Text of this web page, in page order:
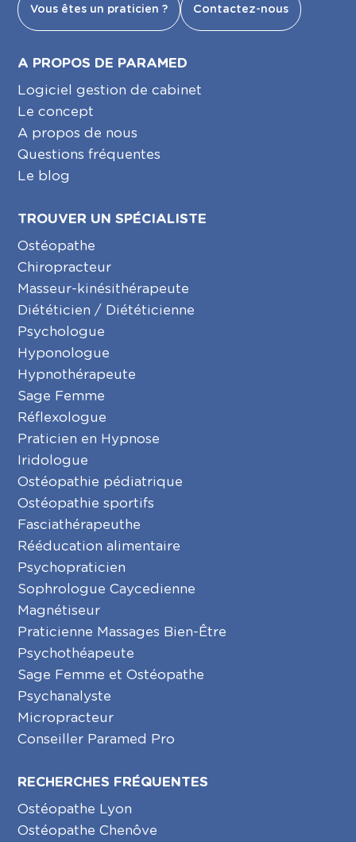
Vous êtes un praticien ? Contactez-nous
A PROPOS DE PARAMED
Logiciel gestion de cabinet
Le concept
A propos de nous
Questions fréquentes
Le blog
TROUVER UN SPÉCIALISTE
Ostéopathe
Chiropracteur
Masseur-kinésithérapeute
Diététicien / Diététicienne
Psychologue
Hyponologue
Hypnothérapeute
Sage Femme
Réflexologue
Praticien en Hypnose
Iridologue
Ostéopathie pédiatrique
Ostéopathie sportifs
Fasciathérapeuthe
Rééducation alimentaire
Psychopraticien
Sophrologue Caycedienne
Magnétiseur
Praticienne Massages Bien-Être
Psychothéapeute
Sage Femme et Ostéopathe
Psychanalyste
Micropracteur
Conseiller Paramed Pro
RECHERCHES FRÉQUENTES
Ostéopathe Lyon
Ostéopathe Chenôve